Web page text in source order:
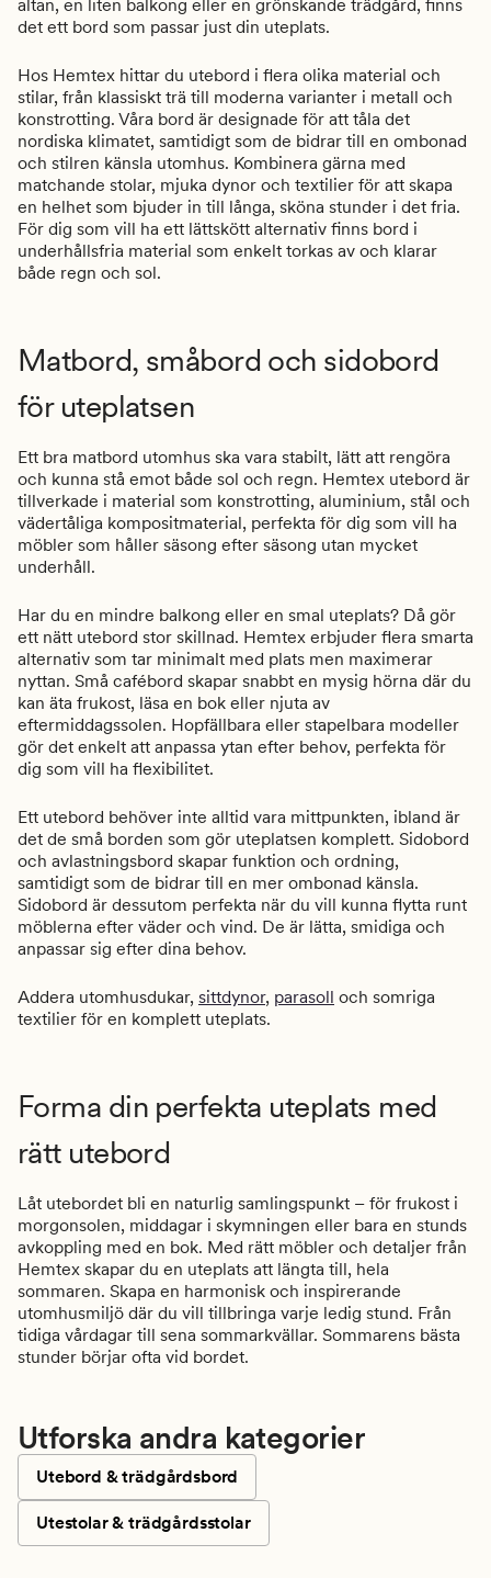
altan, en liten balkong eller en grönskande trädgård, finns
det ett bord som passar just din uteplats.
Hos Hemtex hittar du utebord i flera olika material och
stilar, från klassiskt trä till moderna varianter i metall och
konstrotting. Våra bord är designade för att tåla det
nordiska klimatet, samtidigt som de bidrar till en ombonad
och stilren känsla utomhus. Kombinera gärna med
matchande stolar, mjuka dynor och textilier för att skapa
en helhet som bjuder in till långa, sköna stunder i det fria.
För dig som vill ha ett lättskött alternativ finns bord i
underhållsfria material som enkelt torkas av och klarar
både regn och sol.
Matbord, småbord och sidobord
för uteplatsen
Ett bra matbord utomhus ska vara stabilt, lätt att rengöra
och kunna stå emot både sol och regn. Hemtex utebord är
tillverkade i material som konstrotting, aluminium, stål och
vädertåliga kompositmaterial, perfekta för dig som vill ha
möbler som håller säsong efter säsong utan mycket
underhåll.
Har du en mindre balkong eller en smal uteplats? Då gör
ett nätt utebord stor skillnad. Hemtex erbjuder flera smarta
alternativ som tar minimalt med plats men maximerar
nyttan. Små cafébord skapar snabbt en mysig hörna där du
kan äta frukost, läsa en bok eller njuta av
eftermiddagssolen. Hopfällbara eller stapelbara modeller
gör det enkelt att anpassa ytan efter behov, perfekta för
dig som vill ha flexibilitet.
Ett utebord behöver inte alltid vara mittpunkten, ibland är
det de små borden som gör uteplatsen komplett. Sidobord
och avlastningsbord skapar funktion och ordning,
samtidigt som de bidrar till en mer ombonad känsla.
Sidobord är dessutom perfekta när du vill kunna flytta runt
möblerna efter väder och vind. De är lätta, smidiga och
anpassar sig efter dina behov.
Addera utomhusdukar, sittdynor, parasoll och somriga
textilier för en komplett uteplats.
Forma din perfekta uteplats med
rätt utebord
Låt utebordet bli en naturlig samlingspunkt – för frukost i
morgonsolen, middagar i skymningen eller bara en stunds
avkoppling med en bok. Med rätt möbler och detaljer från
Hemtex skapar du en uteplats att längta till, hela
sommaren. Skapa en harmonisk och inspirerande
utomhusmiljö där du vill tillbringa varje ledig stund. Från
tidiga vårdagar till sena sommarkvällar. Sommarens bästa
stunder börjar ofta vid bordet.
Utforska andra kategorier
Utebord & trädgårdsbord
Utestolar & trädgårdsstolar